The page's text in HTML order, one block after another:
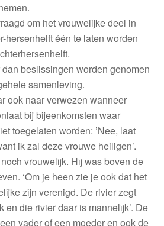
om het vrouwelijke deel in
hersenhelft één te laten worden
beslissingen worden genomen
samenleving.
ook naar verwezen wanneer
bij bijeenkomsten waar
toegelaten worden: ’Nee, laat
ik zal deze vrouwe heiligen’.
vrouwelijk. Hij was boven de
‘Om je heen zie je ook dat het
zijn verenigd. De rivier zegt
en die rivier daar is mannelijk’. De
vader of een moeder en ook de